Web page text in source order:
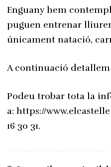
Enguany hem
puguen entrenar
únicament natació,
A continuació
Podeu trobar tota la
a: https://
16 30 31.